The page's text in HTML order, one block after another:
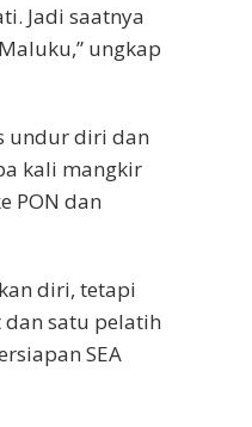
Jadi saatnya
ungkap
undur diri dan
kali mangkir
PON dan
diri, tetapi
satu pelatih
SEA